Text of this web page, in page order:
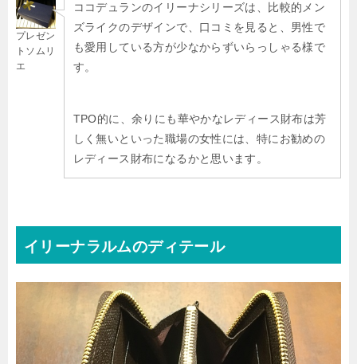
プレゼン
トソムリ
エ
ココデュランのイリーナシリーズは、比較的メン
ズライクのデザインで、口コミを見ると、男性で
も愛用している方が少なからずいらっしゃる様で
す。
TPO的に、余りにも華やかなレディース財布は芳
しく無いといった職場の女性には、特にお勧めの
レディース財布になるかと思います。
イリーナラルムのディテール